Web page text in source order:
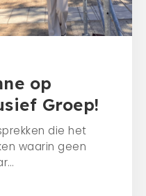
op
Groep!
die het
waarin geen